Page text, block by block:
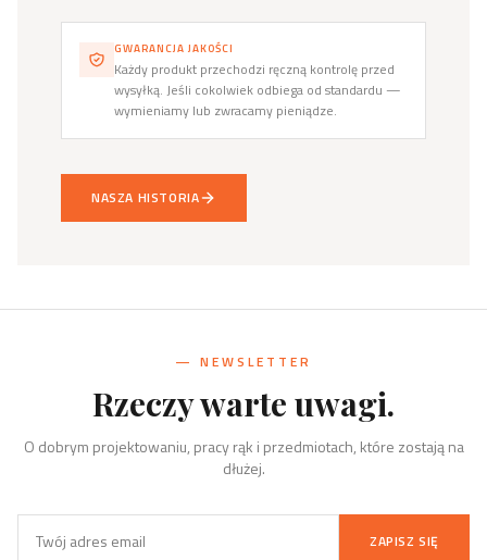
GWARANCJA JAKOŚCI
Każdy produkt przechodzi ręczną kontrolę przed
wysyłką. Jeśli cokolwiek odbiega od standardu —
wymieniamy lub zwracamy pieniądze.
NASZA HISTORIA
— NEWSLETTER
Rzeczy warte uwagi.
O dobrym projektowaniu, pracy rąk i przedmiotach, które zostają na
dłużej.
ZAPISZ SIĘ